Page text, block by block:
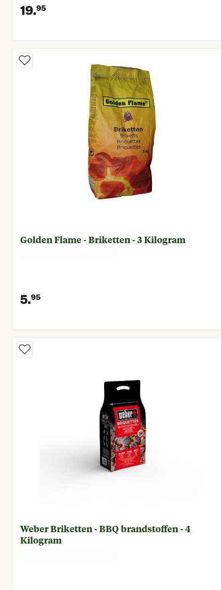
19.95
Huidige prijs € 19,95
Golden Flame - Briketten - 3 Kilogram
5.95
Huidige prijs € 5,95
Weber Briketten - BBQ brandstoffen - 4
Kilogram